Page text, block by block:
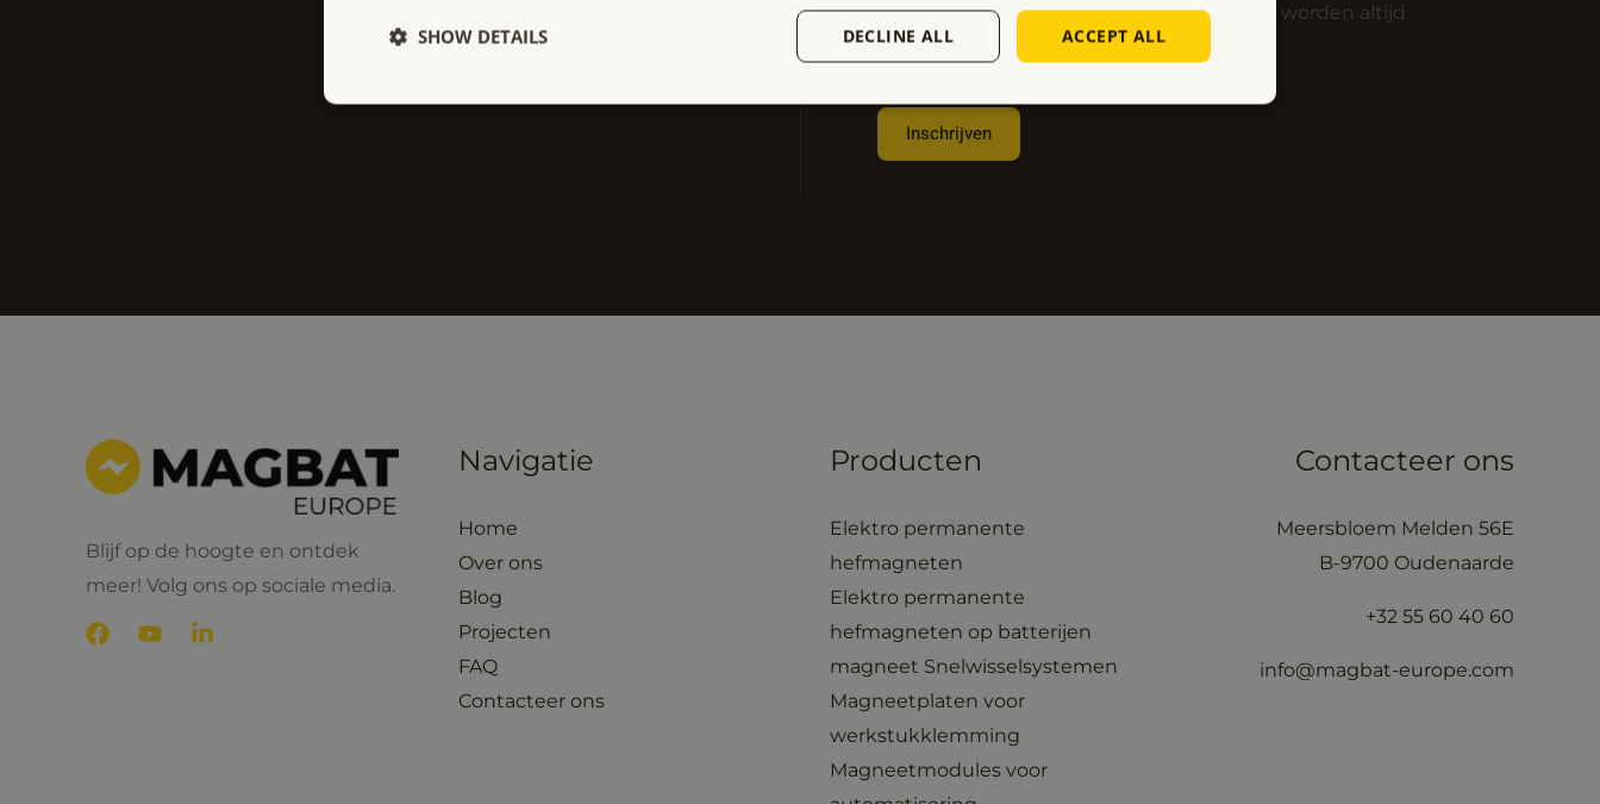
*
l
*
n
t
e
e
n
Wij respecteren uwprivacy.Uw gegevens worden altijd
vertrouwelijk behandeld.
Inschrijven
Blijf op de hoogte en ontdek
meer! Volg ons op sociale media.
Navigatie
Home
Over ons
Blog
Projecten
FAQ
Contacteer ons
Producten
Elektro permanente
hefmagneten
Elektro permanente
hefmagneten op batterijen
magneet Snelwisselsystemen
Magneetplaten voor
werkstukklemming
Magneetmodules voor
Contacteer ons
Meersbloem Melden 56E
B-9700 Oudenaarde
+32 55 60 40 60
info@magbat-europe.com
ACCEPT ALL
DECLINE ALL
SHOW DETAILS